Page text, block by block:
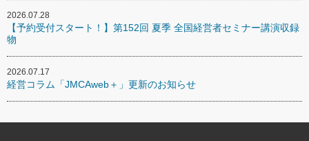
2026.07.28
【予約受付スタート！】第152回 夏季 全国経営者セミナー講演収録
物
2026.07.17
経営コラム「JMCAweb＋」更新のお知らせ